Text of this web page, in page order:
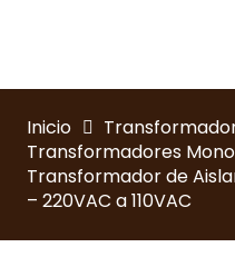
Inicio
Transformadores
Transformador de
– 220VAC a 110VAC